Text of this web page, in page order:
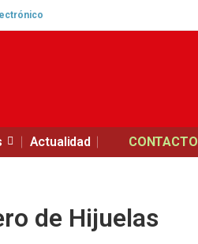
Actualidad CONTACTO
de Hijuelas